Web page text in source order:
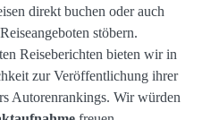
direkt buchen oder auch
stöbern.
Reiseberichten bieten wir in
zur Veröffentlichung ihrer
Autorenrankings. Wir würden